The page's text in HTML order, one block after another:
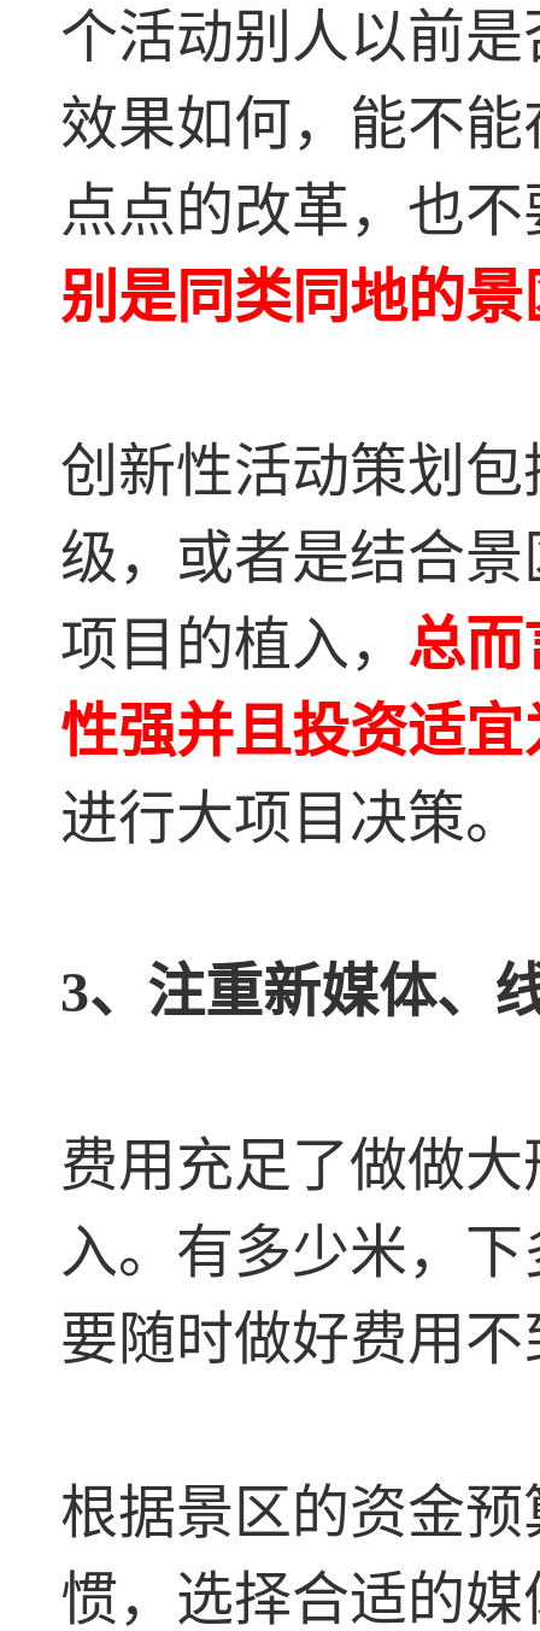
个活动别人以前
效果如何，能不
点点的改革，也
别是同类同地的景
创新性活动策划
级，或者是结合
项目的植入， 总而
性强并且投资适
进行大项目决策。
3、注重新媒体、
费用充足了做做
入。有多少米，
要随时做好费用
根据景区的资金
惯，选择合适的